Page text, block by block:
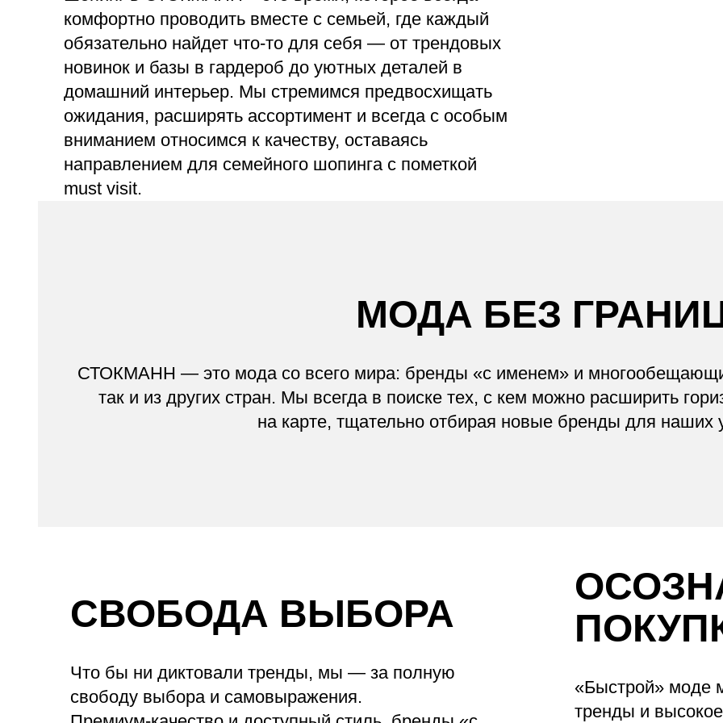
комфортно проводить вместе с семьей, где каждый
обязательно найдет что-то для себя — от трендовых
новинок и базы в гардероб до уютных деталей в
домашний интерьер. Мы стремимся предвосхищать
ожидания, расширять ассортимент и всегда с особым
вниманием относимся к качеству, оставаясь
направлением для семейного шопинга с пометкой
must visit.
МОДА БЕЗ
СТОКМАНН — это мода со всего мира: бренды «с именем» и
так и из других стран. Мы всегда в поиске тех, с кем можно расширить
на карте, тщательно отбирая новые бренды для наших
СВОБОДА ВЫБОРА
Что бы ни диктовали тренды, мы — за полную
свободу выбора и самовыражения.
«Быстрой» моде
тренды и